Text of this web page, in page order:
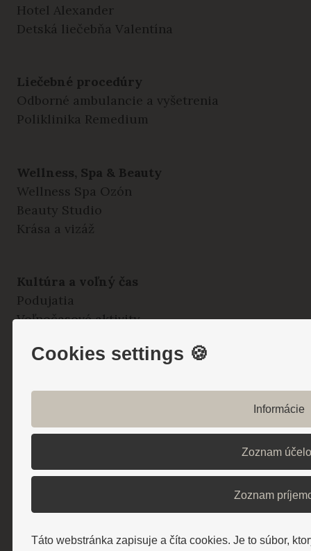
Hotel Alexander
Detská liečebňa Valentína
Liečebné procedúry
Odborné ambulancie a vyšetrenia
Poliklinika Remedium
Wellness, Spa & Beauty
Wellness Spa Ozón
Beauty Studio
Krása a vizáž
Kultúra a voľný čas
Podujatia
Voľnočasové aktivity
Kultúra a história
O nás
Múzeum Sisi
Aktuality
Cookies settings 🍪
Informácie
Zoznam
Zoznam
Táto webstránka zapisuje a číta cookies. Je to súbor,